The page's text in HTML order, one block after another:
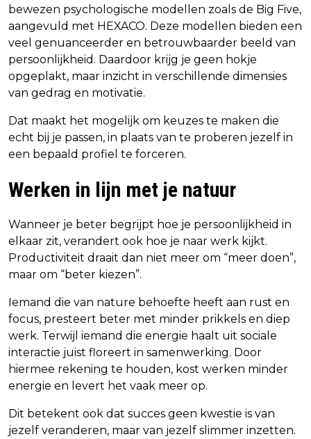
bewezen psychologische modellen zoals de Big Five,
aangevuld met HEXACO. Deze modellen bieden een
veel genuanceerder en betrouwbaarder beeld van
persoonlijkheid. Daardoor krijg je geen hokje
opgeplakt, maar inzicht in verschillende dimensies
van gedrag en motivatie.
Dat maakt het mogelijk om keuzes te maken die
echt bij je passen, in plaats van te proberen jezelf in
een bepaald profiel te forceren.
Werken in lijn met je natuur
Wanneer je beter begrijpt hoe je persoonlijkheid in
elkaar zit, verandert ook hoe je naar werk kijkt.
Productiviteit draait dan niet meer om “meer doen”,
maar om “beter kiezen”.
Iemand die van nature behoefte heeft aan rust en
focus, presteert beter met minder prikkels en diep
werk. Terwijl iemand die energie haalt uit sociale
interactie juist floreert in samenwerking. Door
hiermee rekening te houden, kost werken minder
energie en levert het vaak meer op.
Dit betekent ook dat succes geen kwestie is van
jezelf veranderen, maar van jezelf slimmer inzetten.